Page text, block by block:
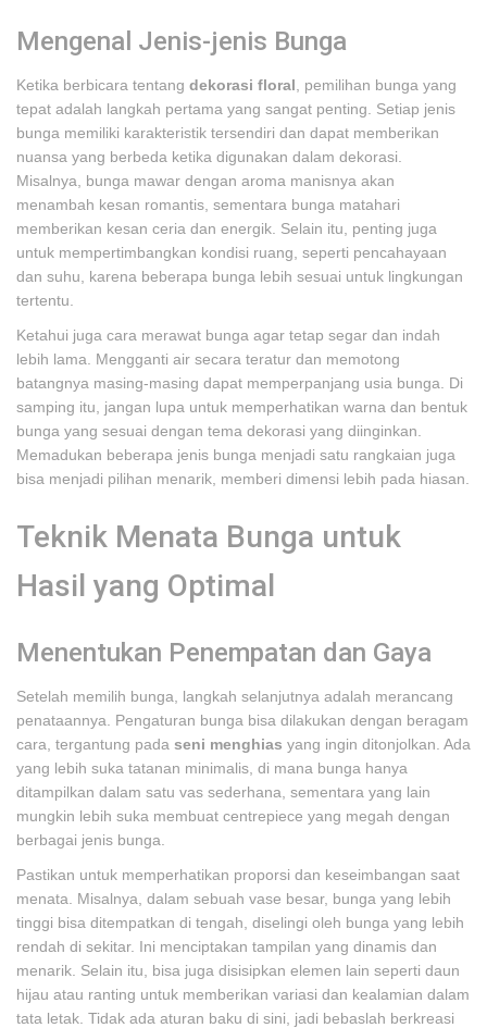
Mengenal Jenis-jenis Bunga
Ketika berbicara tentang dekorasi floral , pemilihan bunga yang
tepat adalah langkah pertama yang sangat penting. Setiap jenis
bunga memiliki karakteristik tersendiri dan dapat memberikan
nuansa yang berbeda ketika digunakan dalam dekorasi.
Misalnya, bunga mawar dengan aroma manisnya akan
menambah kesan romantis, sementara bunga matahari
memberikan kesan ceria dan energik. Selain itu, penting juga
untuk mempertimbangkan kondisi ruang, seperti pencahayaan
dan suhu, karena beberapa bunga lebih sesuai untuk lingkungan
tertentu.
Ketahui juga cara merawat bunga agar tetap segar dan indah
lebih lama. Mengganti air secara teratur dan memotong
batangnya masing-masing dapat memperpanjang usia bunga. Di
samping itu, jangan lupa untuk memperhatikan warna dan bentuk
bunga yang sesuai dengan tema dekorasi yang diinginkan.
Memadukan beberapa jenis bunga menjadi satu rangkaian juga
bisa menjadi pilihan menarik, memberi dimensi lebih pada hiasan.
Teknik Menata Bunga untuk
Hasil yang Optimal
Menentukan Penempatan dan Gaya
Setelah memilih bunga, langkah selanjutnya adalah merancang
penataannya. Pengaturan bunga bisa dilakukan dengan beragam
cara, tergantung pada seni menghias yang ingin ditonjolkan. Ada
yang lebih suka tatanan minimalis, di mana bunga hanya
ditampilkan dalam satu vas sederhana, sementara yang lain
mungkin lebih suka membuat centrepiece yang megah dengan
berbagai jenis bunga.
Pastikan untuk memperhatikan proporsi dan keseimbangan saat
menata. Misalnya, dalam sebuah vase besar, bunga yang lebih
tinggi bisa ditempatkan di tengah, diselingi oleh bunga yang lebih
rendah di sekitar. Ini menciptakan tampilan yang dinamis dan
menarik. Selain itu, bisa juga disisipkan elemen lain seperti daun
hijau atau ranting untuk memberikan variasi dan kealamian dalam
tata letak. Tidak ada aturan baku di sini, jadi bebaslah berkreasi